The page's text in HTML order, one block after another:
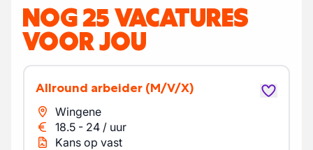
NOG 25 VACATURES
VOOR JOU
Allround arbeider (M/V/X)
Wingene
18.5 - 24 / uur
Kans op vast